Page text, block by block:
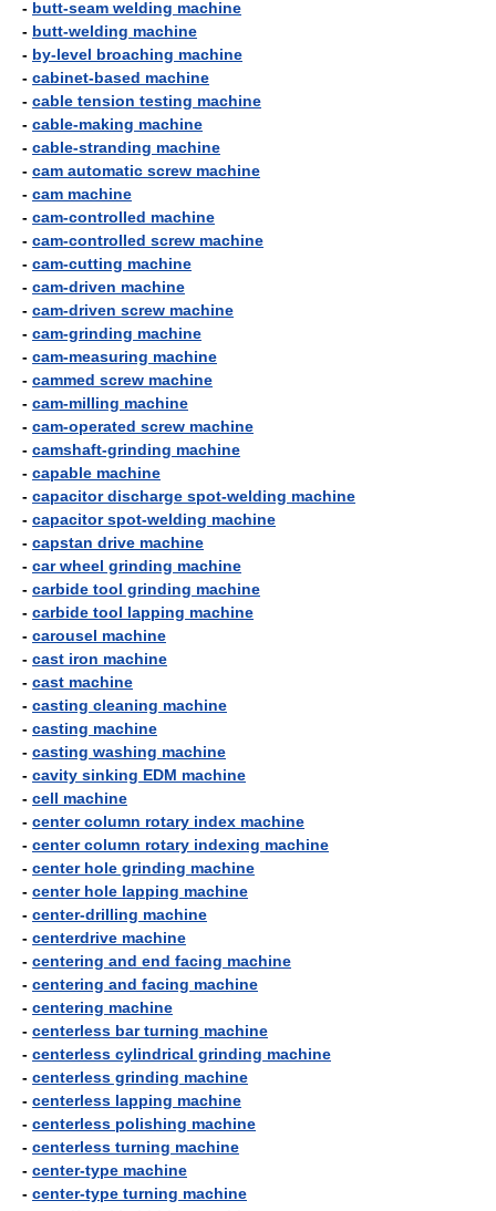
- butt-seam welding machine
- butt-welding machine
- by-level broaching machine
- cabinet-based machine
- cable tension testing machine
- cable-making machine
- cable-stranding machine
- cam automatic screw machine
- cam machine
- cam-controlled machine
- cam-controlled screw machine
- cam-cutting machine
- cam-driven machine
- cam-driven screw machine
- cam-grinding machine
- cam-measuring machine
- cammed screw machine
- cam-milling machine
- cam-operated screw machine
- camshaft-grinding machine
- capable machine
- capacitor discharge spot-welding machine
- capacitor spot-welding machine
- capstan drive machine
- car wheel grinding machine
- carbide tool grinding machine
- carbide tool lapping machine
- carousel machine
- cast iron machine
- cast machine
- casting cleaning machine
- casting machine
- casting washing machine
- cavity sinking EDM machine
- cell machine
- center column rotary index machine
- center column rotary indexing machine
- center hole grinding machine
- center hole lapping machine
- center-drilling machine
- centerdrive machine
- centering and end facing machine
- centering and facing machine
- centering machine
- centerless bar turning machine
- centerless cylindrical grinding machine
- centerless grinding machine
- centerless lapping machine
- centerless polishing machine
- centerless turning machine
- center-type machine
- center-type turning machine